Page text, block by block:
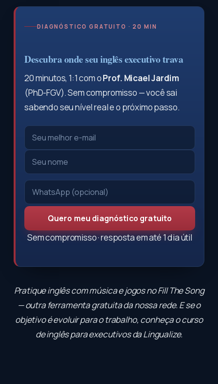
DIAGNÓSTICO GRATUITO · 20 MIN
Descubra onde seu inglês executivo trava
20 minutos, 1:1 com oProf. Micael Jardim
(PhD-FGV). Sem compromisso — você sai
sabendo seu nível real e o próximo passo.
Quero meu diagnóstico gratuito
Sem compromisso · resposta em até 1 dia útil
Pratique inglês com música e jogos noFill The Song
— outra ferramenta gratuita da nossa rede. E se o
objetivo é evoluir para o trabalho, conheça ocurso
de inglês para executivosda Lingualize.